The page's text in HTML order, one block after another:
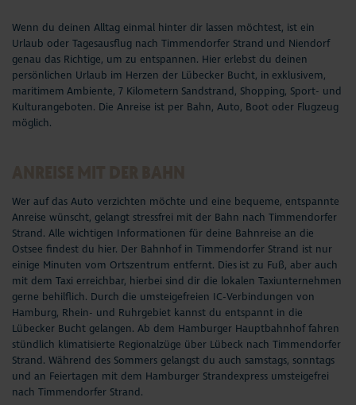
Veranstaltungen
Touren und Erlebnisse
Strand
Entdecken & Erleben
Webcams & Wetter
Service & Kontakt
Aktuelles
Wenn du deinen Alltag einmal hinter dir lassen möchtest, ist ein
Urlaub oder Tagesausflug nach Timmendorfer Strand und Niendorf
genau das Richtige, um zu entspannen. Hier erlebst du deinen
persönlichen Urlaub im Herzen der Lübecker Bucht, in exklusivem,
maritimem Ambiente, 7 Kilometern Sandstrand, Shopping, Sport- und
Kulturangeboten. Die Anreise ist per Bahn, Auto, Boot oder Flugzeug
möglich.
Wer auf das Auto verzichten möchte und eine bequeme, entspannte
Anreise wünscht, gelangt stressfrei mit der Bahn nach Timmendorfer
Strand. Alle wichtigen Informationen für deine Bahnreise an die
Ostsee findest du hier. Der Bahnhof in Timmendorfer Strand ist nur
einige Minuten vom Ortszentrum entfernt. Dies ist zu Fuß, aber auch
mit dem Taxi erreichbar, hierbei sind dir die lokalen Taxiunternehmen
gerne behilflich. Durch die umsteigefreien IC-Verbindungen von
Hamburg, Rhein- und Ruhrgebiet kannst du entspannt in die
Lübecker Bucht gelangen. Ab dem Hamburger Hauptbahnhof fahren
stündlich klimatisierte Regionalzüge über Lübeck nach Timmendorfer
Strand. Während des Sommers gelangst du auch samstags, sonntags
und an Feiertagen mit dem Hamburger Strandexpress umsteigefrei
nach Timmendorfer Strand.